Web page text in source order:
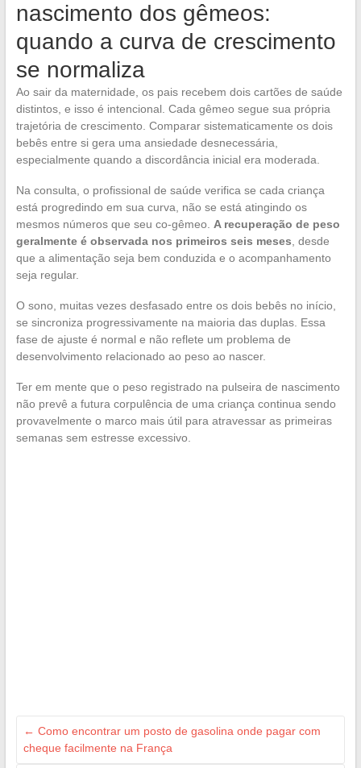
nascimento dos gêmeos:
quando a curva de crescimento
se normaliza
Ao sair da maternidade, os pais recebem dois cartões de saúde
distintos, e isso é intencional. Cada gêmeo segue sua própria
trajetória de crescimento. Comparar sistematicamente os dois
bebês entre si gera uma ansiedade desnecessária,
especialmente quando a discordância inicial era moderada.
Na consulta, o profissional de saúde verifica se cada criança
está progredindo em sua curva, não se está atingindo os
mesmos números que seu co-gêmeo. A recuperação de peso
geralmente é observada nos primeiros seis meses, desde
que a alimentação seja bem conduzida e o acompanhamento
seja regular.
O sono, muitas vezes desfasado entre os dois bebês no início,
se sincroniza progressivamente na maioria das duplas. Essa
fase de ajuste é normal e não reflete um problema de
desenvolvimento relacionado ao peso ao nascer.
Ter em mente que o peso registrado na pulseira de nascimento
não prevê a futura corpulência de uma criança continua sendo
provavelmente o marco mais útil para atravessar as primeiras
semanas sem estresse excessivo.
← Como encontrar um posto de gasolina onde pagar com
cheque facilmente na França